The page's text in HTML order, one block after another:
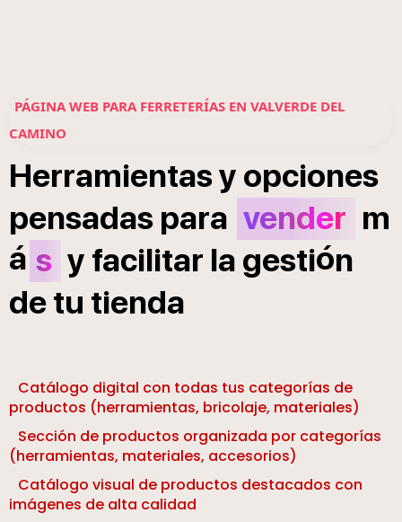
PÁGINA WEB PARA FERRETERÍAS EN VALVERDE DEL
CAMINO
Herramientasy opciones
pensadas para vender m
á s y facilitar la gestión
detu tienda
Catálogo digital con todas tus categorías de
productos (herramientas, bricolaje, materiales)
Sección de productos organizada por categorías
(herramientas, materiales, accesorios)
Catálogo visual de productos destacados con
imágenes de alta calidad